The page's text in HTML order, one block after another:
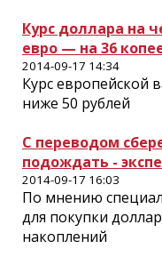
Курс доллара на
евро — на 36
2014-09-17 14:34
Курс европейской
ниже 50 рублей
С переводом
подождать -
2014-09-17 16:03
По мнению
для покупки
накоплений